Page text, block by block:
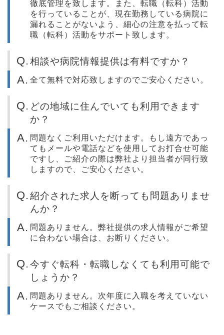
徹底管理を致します。また、転職（転科）活動
を行っていることが、現在勤務している病院に
漏れることがないよう、細心の注意を払って転
職（転科）活動をサポート致します。
相談や病院情報提供は有料ですか？
全て無料で対応致しますのでご安心ください。
どの地域に住んでいても利用できます
か？
問題なくご利用いただけます。もし遠方であっ
てもメールや電話などを使用してお打合せ可能
ですし、ご紹介の際は弊社より担当者が同行致
しますので、ご安心ください。
紹介された求人を断っても問題ありませ
んか？
問題ありません。弊社提供の求人情報がご希望
に合わない場合は、お断りください。
今すぐ転科・転職しなくても利用可能で
しょうか？
問題ありません。次年度に入職を考えていない
ケースでもご相談ください。